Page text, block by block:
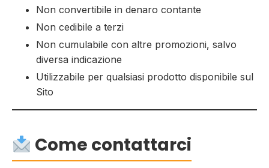
Non convertibile in denaro contante
Non cedibile a terzi
Non cumulabile con altre promozioni, salvo
diversa indicazione
Utilizzabile per qualsiasi prodotto disponibile sul
Sito
Come contattarci